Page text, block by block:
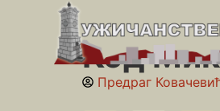
Код
Предраг